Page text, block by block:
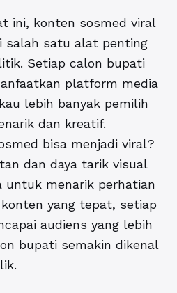
ini, konten sosmed viral
salah satu alat penting
Setiap calon bupati
platform media
lebih banyak pemilih
dan kreatif.
bisa menjadi viral?
dan daya tarik visual
untuk menarik perhatian
yang tepat, setiap
audiens yang lebih
bupati semakin dikenal